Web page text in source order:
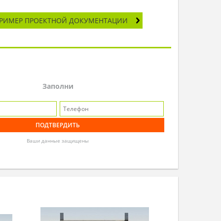
ПРОЕКТНОЙ ДОКУМЕНТАЦИИ
Заполни
Ваши данные защищены